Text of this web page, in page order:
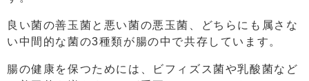
良い菌の善玉菌と悪い菌の悪玉菌、どちらにも属さな
い中間的な菌の3種類が腸の中で共存しています。
腸の健康を保つためには、ビフィズス菌や乳酸菌など